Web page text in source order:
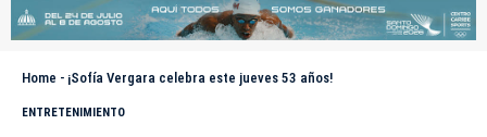
Home - ¡Sofía Vergara celebra este jueves 53 años!
ENTRETENIMIENTO